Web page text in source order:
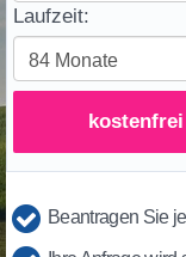
Laufzeit:
Beantragen Sie